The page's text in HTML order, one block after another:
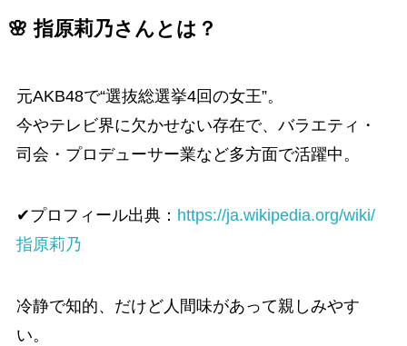
🌸 指原莉乃さんとは？
元AKB48で“選抜総選挙4回の女王”。
今やテレビ界に欠かせない存在で、バラエティ・
司会・プロデューサー業など多方面で活躍中。
✔プロフィール出典： https://ja.wikipedia.org/wiki/
指原莉乃
冷静で知的、だけど人間味があって親しみやす
い。